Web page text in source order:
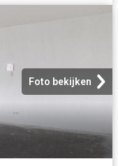
Foto bekijken